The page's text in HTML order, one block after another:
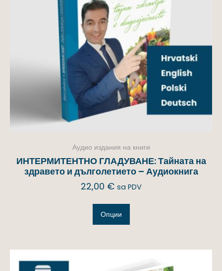
Аудио издания на книги
ИНТЕРМИТЕНТНО ГЛАДУВАНЕ: Тайната на
здравето и дълголетието – Аудиокнига
22,00 € sa PDV
Опции